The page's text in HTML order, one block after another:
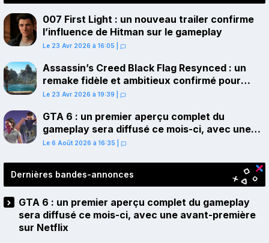
007 First Light : un nouveau trailer confirme
l’influence de Hitman sur le gameplay
Le 23 Avr 2026 à 16:05
Assassin’s Creed Black Flag Resynced : un
remake fidèle et ambitieux confirmé pour
juillet sur PS5
Le 23 Avr 2026 à 19:39
GTA 6 : un premier aperçu complet du
gameplay sera diffusé ce mois-ci, avec une
avant-première sur Netflix
Le 6 Août 2026 à 16:35
Dernières bandes-annonces
GTA 6 : un premier aperçu complet du gameplay
sera diffusé ce mois-ci, avec une avant-première
sur Netflix